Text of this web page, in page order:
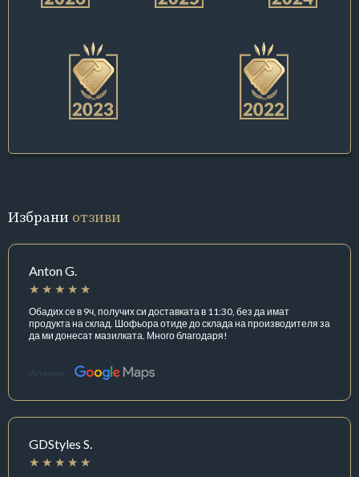
Избрани отзиви
Anton G.
Обадих се в 9ч, получих си доставката в 11:30, без да имат
продукта на склад. Шофьора отиде до склада на производителя за
да ми донесат мазилката. Много благодаря!
Източник:
GDStyles S.